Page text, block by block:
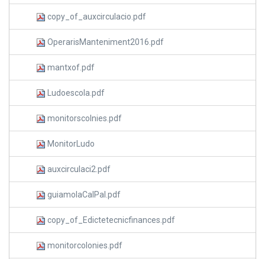
copy_of_auxcirculacio.pdf
OperarisManteniment2016.pdf
mantxof.pdf
Ludoescola.pdf
monitorscolnies.pdf
MonitorLudo
auxcirculaci2.pdf
guiamolaCalPal.pdf
copy_of_Edictetecnicfinances.pdf
monitorcolonies.pdf